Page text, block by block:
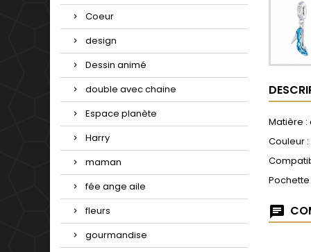
Coeur
design
Dessin animé
double avec chaine
Espace planète
Harry
maman
fée ange aile
fleurs
gourmandise
Matière :
Couleur